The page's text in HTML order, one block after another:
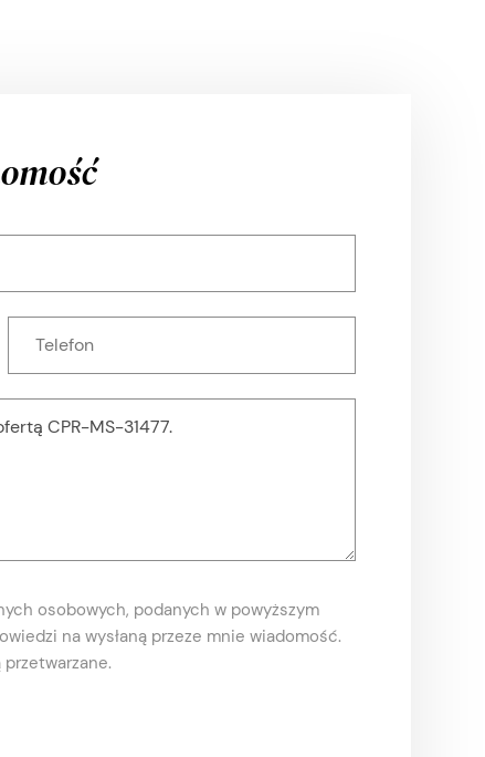
osobowych, podanych w powyższym
na wysłaną przeze mnie wiadomość.